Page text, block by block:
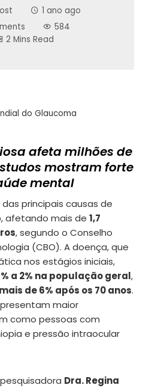
1 ano ago
584
2 Mins Read
do Glaucoma
afeta milhões de
mostram forte
mental
principais causas de
afetando mais de 1,7
, segundo o Conselho
(CBO). A doença, que
nos estágios iniciais,
a 2% na população geral,
mais de 6% após os 70 anos.
maior
como pessoas com
e pressão intraocular
Dra. Regina